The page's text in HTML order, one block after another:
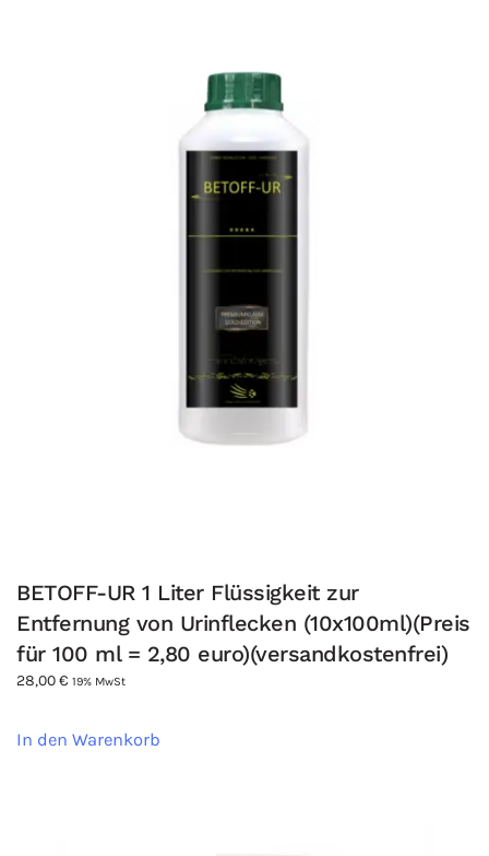
BETOFF-UR 1 Liter Flüssigkeit zur
Entfernung von Urinflecken (10x100ml)(Preis
für 100 ml = 2,80 euro)(versandkostenfrei)
28,00€ 19% MwSt
In den Warenkorb